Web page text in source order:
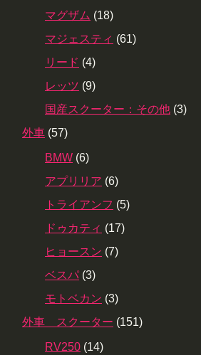
マグザム (18)
マジェスティ (61)
リード (4)
レッツ (9)
国産スクーター：その他 (3)
外車 (57)
BMW (6)
アプリリア (6)
トライアンフ (5)
ドゥカティ (17)
ヒョースン (7)
ベスパ (3)
モトベカン (3)
外車 スクーター (151)
RV250 (14)